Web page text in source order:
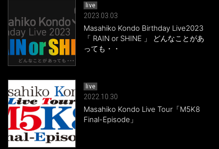
live
2023.03.03
Masahiko Kondo Birthday Live2023
「 RAIN or SHINE 」 どんなことがあ
っても・・
live
2022.10.30
Masahiko Kondo Live Tour「M5K8
Final-Episode」